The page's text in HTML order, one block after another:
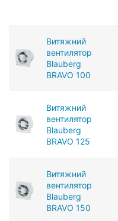
Витяжний
вентилятор
Blauberg
BRAVO 100
Витяжний
вентилятор
Blauberg
BRAVO 125
Витяжний
вентилятор
Blauberg
BRAVO 150